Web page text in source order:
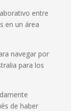
entre
en un área
navegar por
para los
de haber